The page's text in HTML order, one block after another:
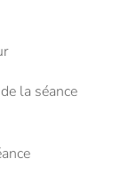
la séance